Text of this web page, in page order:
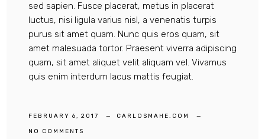
sed sapien. Fusce placerat, metus in placerat
luctus, nisi ligula varius nisl, a venenatis turpis
purus sit amet quam. Nunc quis eros quam, sit
amet malesuada tortor. Praesent viverra adipiscing
quam, sit amet aliquet velit aliquam vel. Vivamus
quis enim interdum lacus mattis feugiat.
FEBRUARY 6, 2017 CARLOSMAHE.COM
NO COMMENTS